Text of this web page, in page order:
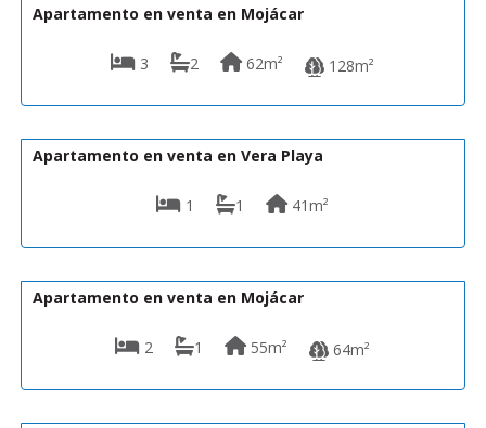
Apartamento en venta en Mojácar
3 2 62m² 128m²
Apartamento en venta en Vera Playa
1 1 41m²
Apartamento en venta en Mojácar
2 1 55m² 64m²